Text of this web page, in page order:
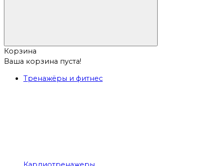
Корзина
Ваша корзина пуста!
Тренажёры и фитнес